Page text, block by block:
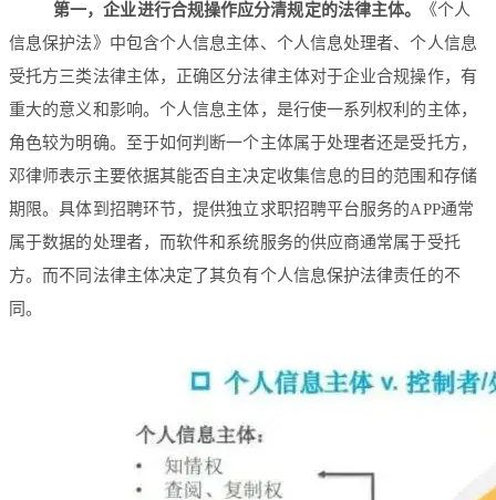
第一，企业进行合规操作应分清规定的法律主体。
《个人
信息保护法》中包含个人信息主体、个人信息处理者、个人信息
受托方三类法律主体，正确区分法律主体对于企业合规操作，有
重大的意义和影响。个人信息主体，是行使一系列权利的主体，
角色较为明确。至于如何判断一个主体属于处理者还是受托方，
邓律师表示主要依据其能否自主决定收集信息的目的范围和存储
期限。具体到招聘环节，提供独立求职招聘平台服务的APP通常
属于数据的处理者，而软件和系统服务的供应商通常属于受托
方。而不同法律主体决定了其负有个人信息保护法律责任的不
同。